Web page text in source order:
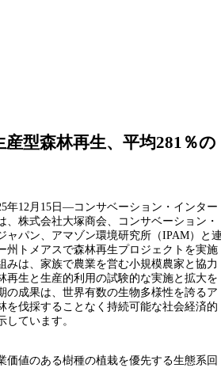
型森林再生、平均281％の
年12月15日—コンサベーション・インター
、株式会社大塚商会、コンサベーション・
ャパン、アマゾン環境研究所（IPAM）と
州トメアスで森林再生プロジェクトを実施
みは、家族で農業を営む小規模農家と協力
再生と生産的利用の試験的な実施と拡大を
の成果は、世界有数の生物多様性を誇るア
を伐採することなく持続可能な社会経済的
しています。
価値のある樹種の植栽を優先する生態系回